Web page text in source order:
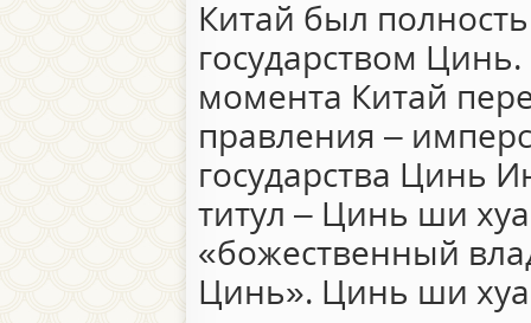
Китай был
государством
момента Китай
правления –
государства Цинь
титул – Цинь ши
«божественный
Цинь». Цинь ши